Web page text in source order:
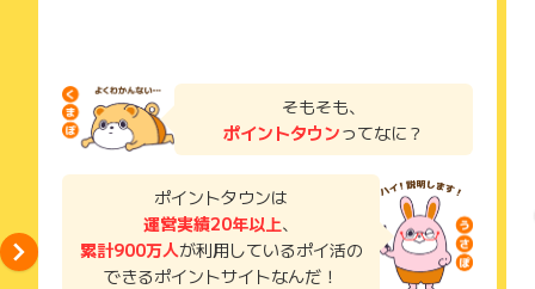
了などのメールは、ポイント獲得するまで必ず保管してくださ
獲得待ち・獲得失敗の状態でお問い合わせされる際に、該当の
メールを送っていただく場合がございます。
そのため、紛失・破棄された場合は対応いたしかねますので、
ご注意ください。
(※) SafariやChromeなどwebサイトを表示するアプリのこと
そもそも、
ポイントタウンってなに？
ポイントタウンは
運営実績20年以上、
累計900万人が利用しているポイ活の
できるポイントサイトなんだ！